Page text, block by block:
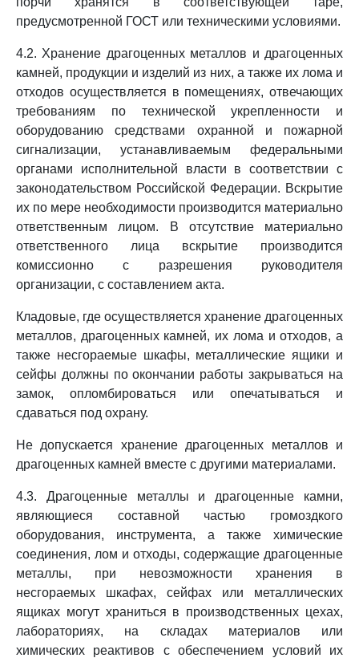
предусмотренной ГОСТ или техническими условиями.
4.2. Хранение драгоценных металлов и драгоценных
камней, продукции и изделий из них, а также их лома и
отходов осуществляется в помещениях, отвечающих
требованиям по технической укрепленности и
оборудованию средствами охранной и пожарной
сигнализации, устанавливаемым федеральными
органами исполнительной власти в соответствии с
законодательством Российской Федерации. Вскрытие
их по мере необходимости производится материально
ответственным лицом. В отсутствие материально
ответственного лица вскрытие производится
комиссионно с разрешения руководителя
организации, с составлением акта.
Кладовые, где осуществляется хранение драгоценных
металлов, драгоценных камней, их лома и отходов, а
также несгораемые шкафы, металлические ящики и
сейфы должны по окончании работы закрываться на
замок, опломбироваться или опечатываться и
сдаваться под охрану.
Не допускается хранение драгоценных металлов и
драгоценных камней вместе с другими материалами.
4.3. Драгоценные металлы и драгоценные камни,
являющиеся составной частью громоздкого
оборудования, инструмента, а также химические
соединения, лом и отходы, содержащие драгоценные
металлы, при невозможности хранения в
несгораемых шкафах, сейфах или металлических
ящиках могут храниться в производственных цехах,
лабораториях, на складах материалов или
химических реактивов с обеспечением условий их